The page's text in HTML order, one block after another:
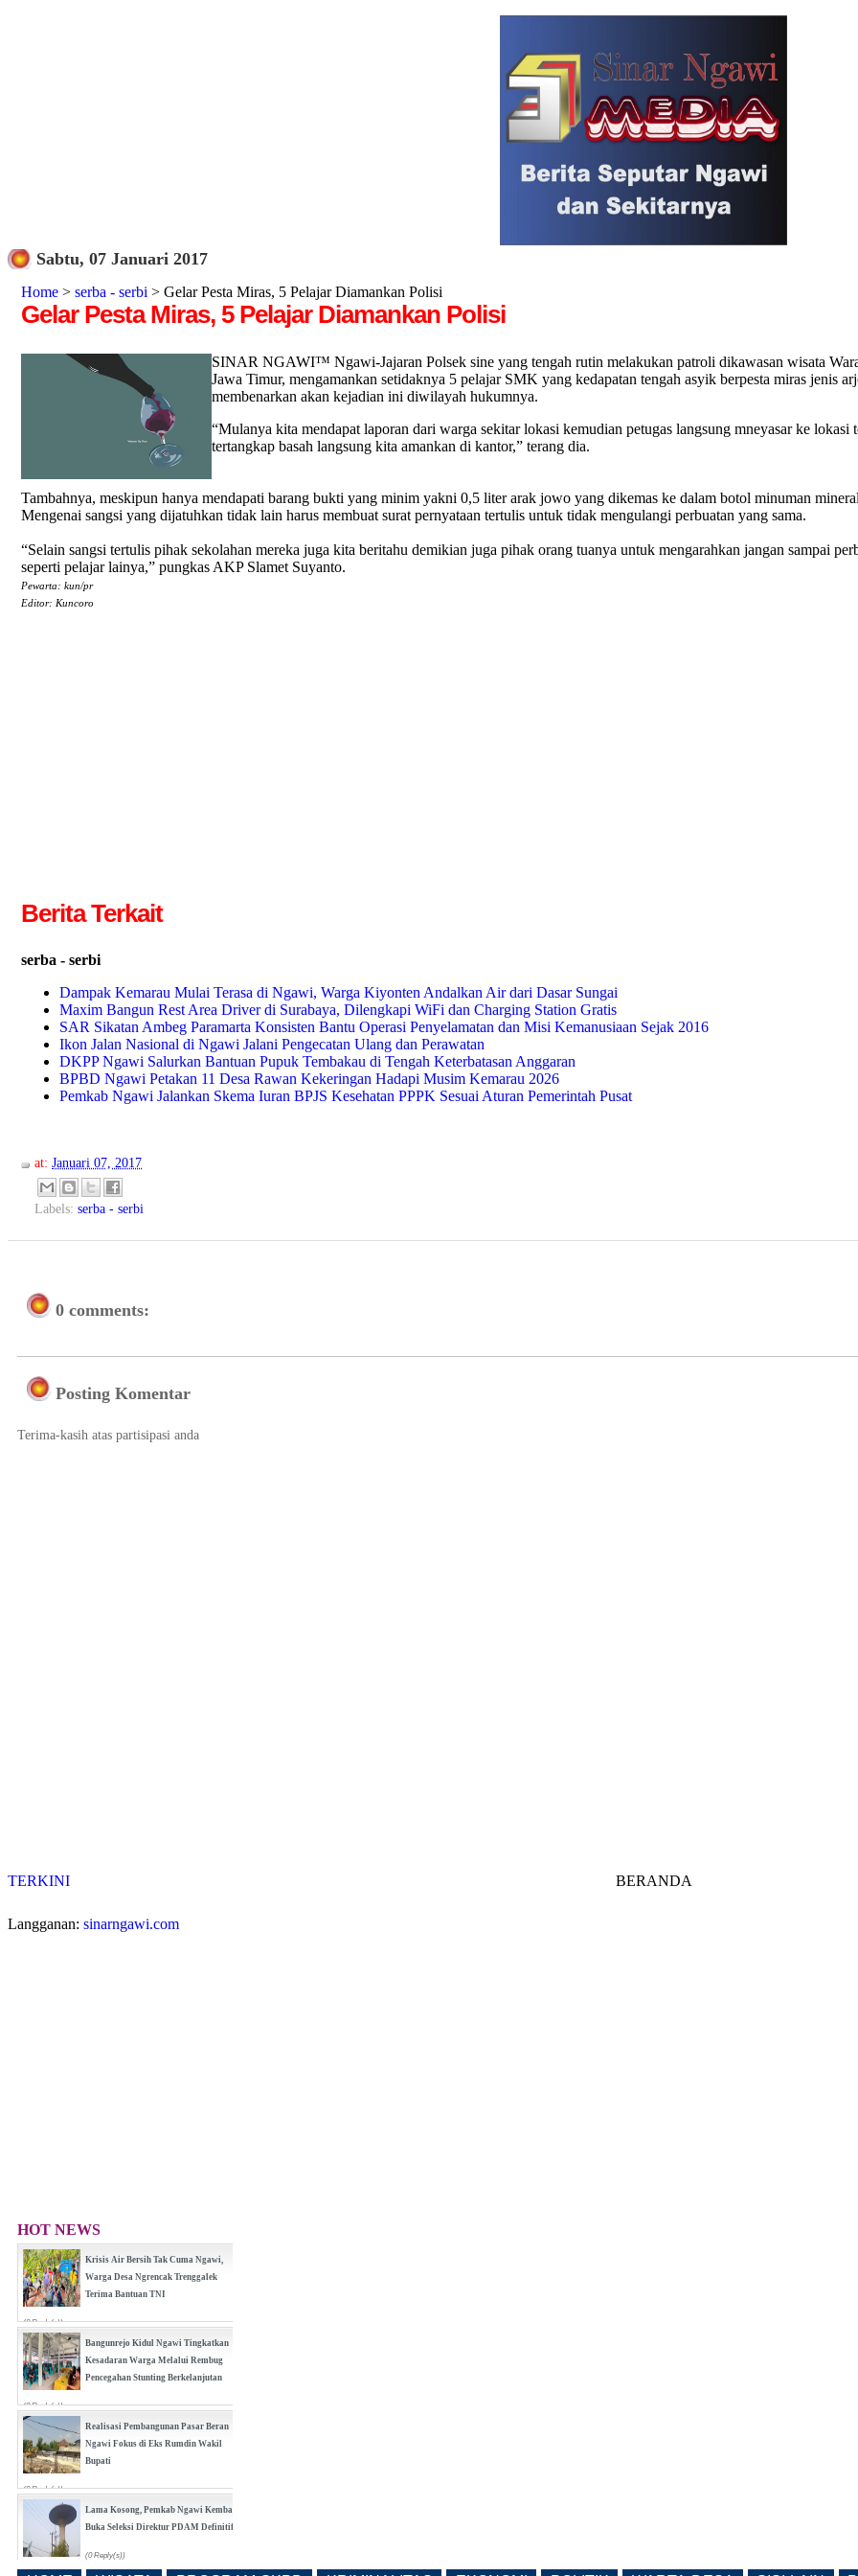
Sabtu, 07 Januari 2017
Home > serba - serbi > Gelar Pesta Miras, 5 Pelajar Diamankan Polisi
Gelar Pesta Miras, 5 Pelajar Diamankan Polisi
SINAR NGAWI™ Ngawi-Jajaran Polsek sine yang tengah rutin melakukan patroli dikawasan wisata
Jawa Timur, mengamankan setidaknya 5 pelajar SMK yang kedapatan tengah asyik berpesta miras jenis
membenarkan akan kejadian ini diwilayah hukumnya.
“Mulanya kita mendapat laporan dari warga sekitar lokasi kemudian petugas langsung mneyasar ke
tertangkap basah langsung kita amankan di kantor,” terang dia.
Tambahnya, meskipun hanya mendapati barang bukti yang minim yakni 0,5 liter arak jowo yang dikemas ke dalam botol minuman
Mengenai sangsi yang dijatuhkan tidak lain harus membuat surat pernyataan tertulis untuk tidak mengulangi perbuatan yang sama.
“Selain sangsi tertulis pihak sekolahan mereka juga kita beritahu demikian juga pihak orang tuanya untuk mengarahkan jangan sampai
seperti pelajar lainya,” pungkas AKP Slamet Suyanto.
Pewarta: kun/pr
Editor: Kuncoro
Berita Terkait
serba - serbi
Dampak Kemarau Mulai Terasa di Ngawi, Warga Kiyonten Andalkan Air dari Dasar Sungai
Maxim Bangun Rest Area Driver di Surabaya, Dilengkapi WiFi dan Charging Station Gratis
SAR Sikatan Ambeg Paramarta Konsisten Bantu Operasi Penyelamatan dan Misi Kemanusiaan Sejak 2016
Ikon Jalan Nasional di Ngawi Jalani Pengecatan Ulang dan Perawatan
DKPP Ngawi Salurkan Bantuan Pupuk Tembakau di Tengah Keterbatasan Anggaran
BPBD Ngawi Petakan 11 Desa Rawan Kekeringan Hadapi Musim Kemarau 2026
Pemkab Ngawi Jalankan Skema Iuran BPJS Kesehatan PPPK Sesuai Aturan Pemerintah Pusat
at: Januari 07, 2017
Labels: serba - serbi
0 comments:
Posting Komentar
Terima-kasih atas partisipasi anda
TERKINI BERANDA
Langganan: sinarngawi.com
HOT NEWS
Krisis Air Bersih Tak Cuma Ngawi,
Warga Desa Ngrencak Trenggalek
Terima Bantuan TNI
(0 Reply(s))
Bangunrejo Kidul Ngawi Tingkatkan
Kesadaran Warga Melalui Rembug
Pencegahan Stunting Berkelanjutan
(0 Reply(s))
Realisasi Pembangunan Pasar Beran
Ngawi Fokus di Eks Rumdin Wakil
Bupati
(0 Reply(s))
Lama Kosong, Pemkab Ngawi Kembali
Buka Seleksi Direktur PDAM Definitif
(0 Reply(s))